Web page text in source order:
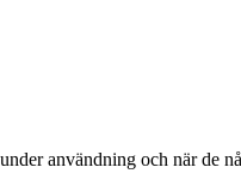
användning och när de